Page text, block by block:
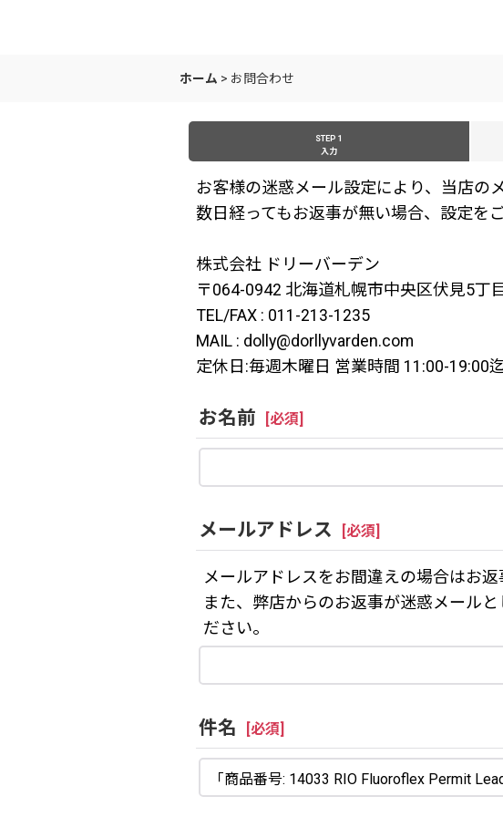
ホーム > お問合わせ
STEP 1
入力
お客様の迷惑メール設定により、当店の
数日経ってもお返事が無い場合、設定を
株式会社 ドリーバーデン
〒064-0942 北海道札幌市中央区伏見5丁
TEL/FAX : 011-213-1235
MAIL : dolly@dorllyvarden.com
定休日:毎週木曜日 営業時間 11:00-19:00
お名前 [必須]
メールアドレス [必須]
メールアドレスをお間違えの場合はお
また、弊店からのお返事が迷惑メール
ださい。
件名 [必須]